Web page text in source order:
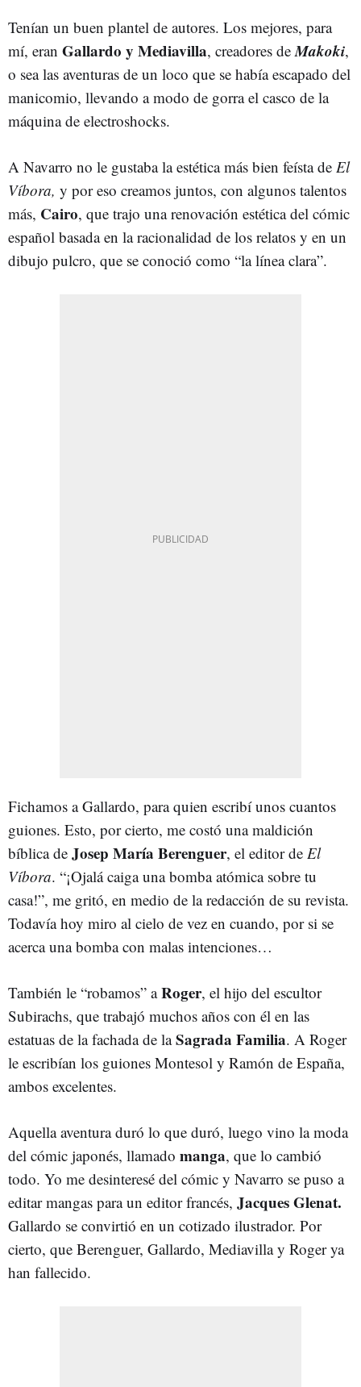
Tenían un buen plantel de autores. Los mejores, para
mí, eran Gallardo y Mediavilla, creadores de Makoki,
o sea las aventuras de un loco que se había escapado del
manicomio, llevando a modo de gorra el casco de la
máquina de electroshocks.
A Navarro no le gustaba la estética más bien feísta de El
Víbora, y por eso creamos juntos, con algunos talentos
más, Cairo, que trajo una renovación estética del cómic
español basada en la racionalidad de los relatos y en un
dibujo pulcro, que se conoció como “la línea clara”.
Fichamos a Gallardo, para quien escribí unos cuantos
guiones. Esto, por cierto, me costó una maldición
bíblica de Josep María Berenguer, el editor de El
Víbora. “¡Ojalá caiga una bomba atómica sobre tu
casa!”, me gritó, en medio de la redacción de su revista.
Todavía hoy miro al cielo de vez en cuando, por si se
acerca una bomba con malas intenciones…
También le “robamos” aRoger, el hijo del escultor
Subirachs, que trabajó muchos años con él en las
estatuas de la fachada de laSagrada Familia. A Roger
le escribían los guiones Montesol y Ramón de España,
ambos excelentes.
Aquella aventura duró lo que duró, luego vino la moda
del cómic japonés, llamado manga, que lo cambió
todo. Yo me desinteresé del cómic y Navarro se puso a
editar mangas para un editor francés, Jacques Glenat.
Gallardo se convirtió en un cotizado ilustrador. Por
cierto, que Berenguer, Gallardo, Mediavilla y Roger ya
han fallecido.